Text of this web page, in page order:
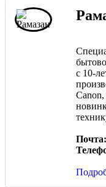
с 10-
Почта: